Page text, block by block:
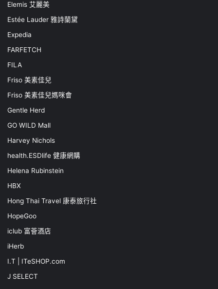
Elemis 艾麗美
Estée Lauder 雅詩蘭黛
Expedia
FARFETCH
FILA
Friso 美素佳兒
Friso 美素佳兒媽咪會
Gentle Herd
GO WILD Mall
Harvey Nichols
health.ESDlife 健康網購
Helena Rubinstein
HBX
Hong Thai Travel 康泰旅行社
HopeGoo
iclub 富薈酒店
iHerb
I.T | ITeSHOP.com
J SELECT